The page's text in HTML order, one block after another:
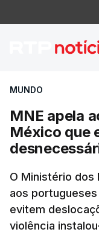
MNE
MUNDO
MNE apela
México que
O Ministério dos
aos
evitem
violência